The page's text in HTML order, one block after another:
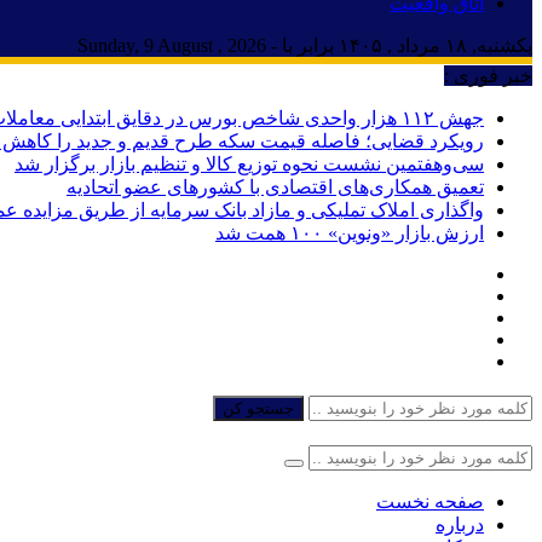
یکشنبه, ۱۸ مرداد , ۱۴۰۵ برابر با - Sunday, 9 August , 2026
خبر فوری :
جهش ۱۱۲ هزار واحدی شاخص بورس در دقایق ابتدایی معاملات امروز
رویکرد قضایی؛ فاصله قیمت سکه طرح قدیم و جدید را کاهش
سی‌و‌هفتمین نشست نحوه توزیع کالا و تنظیم بازار برگزار شد
تعمیق همکاری‌های اقتصادی با کشورهای عضو اتحادیه
واگذاری املاک تملیکی و مازاد بانک سرمایه از طریق مزایده
ارزش بازار «ونوین» ۱۰۰ همت شد
جستجو کن
صفحه نخست
درباره